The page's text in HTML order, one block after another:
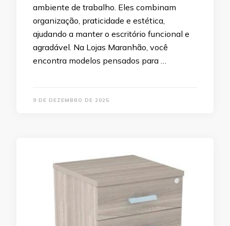
ambiente de trabalho. Eles combinam
organização, praticidade e estética,
ajudando a manter o escritório funcional e
agradável. Na Lojas Maranhão, você
encontra modelos pensados para …
9 DE DEZEMBRO DE 2025